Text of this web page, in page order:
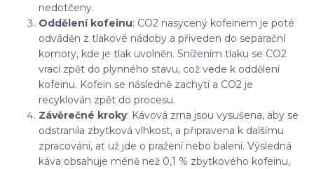
nedotčeny.
Oddělení kofeinu: CO2 nasycený kofeinem je poté
odváděn z tlakové nádoby a přiveden do separační
komory, kde je tlak uvolněn. Snížením tlaku se CO2
vrací zpět do plynného stavu, což vede k oddělení
kofeinu. Kofein se následně zachytí a CO2 je
recyklován zpět do procesu.
Závěrečné kroky: Kávová zrna jsou vysušena, aby se
odstranila zbytková vlhkost, a připravena k dalšímu
zpracování, ať už jde o pražení nebo balení. Výsledná
káva obsahuje méně než 0,1 % zbytkového kofeinu,